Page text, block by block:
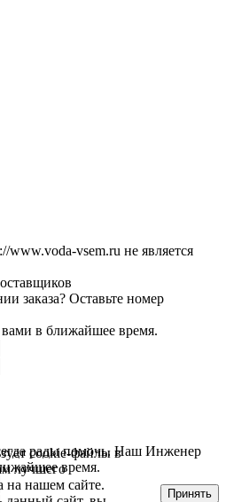
vsem.ru не является
заказа? Оставьте номер
в ближайшее время.
рады помочь. Наш Инженер
время.
cookie-файлы в
лучшего
на нашем сайте.
Принять